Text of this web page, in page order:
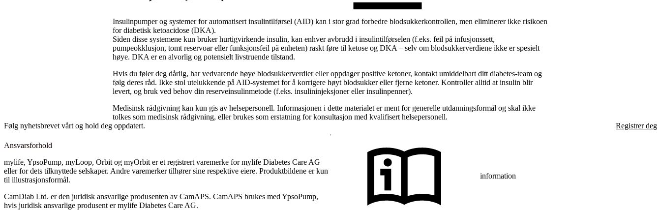
Insulinpumper og systemer for automatisert insulintilførsel (AID) kan i stor grad forbedre blodsukkerkontrollen, men eliminerer ikke risikoen
for diabetisk ketoacidose (DKA).
Siden disse systemene kun bruker hurtigvirkende insulin, kan enhver avbrudd i insulintilførselen (f.eks. feil på infusjonssett,
pumpeokklusjon, tomt reservoar eller funksjonsfeil på enheten) raskt føre til ketose og DKA – selv om blodsukkerverdiene ikke er spesielt
høye. DKA er en alvorlig og potensielt livstruende tilstand.
Hvis du føler deg dårlig, har vedvarende høye blodsukkerverdier eller oppdager positive ketoner, kontakt umiddelbart ditt diabetes-team og
følg deres råd. Ikke stol utelukkende på AID-systemet for å korrigere høyt blodsukker eller fjerne ketoner. Kontroller alltid at insulin blir
levert, og bruk ved behov din reserveinsulinmetode (f.eks. insulininjeksjoner eller insulinpenner).
Medisinsk rådgivning kan kun gis av helsepersonell. Informasjonen i dette materialet er ment for generelle utdanningsformål og skal ikke
tolkes som medisinsk rådgivning, eller brukes som erstatning for konsultasjon med kvalifisert helsepersonell.
Følg nyhetsbrevet vårt og hold deg oppdatert.
Registrer deg
Ansvarsforhold
mylife, YpsoPump, myLoop, Orbit og myOrbit er et registrert varemerke for mylife Diabetes Care AG
eller for dets tilknyttede selskaper. Andre varemerker tilhører sine respektive eiere. Produktbildene er kun
til illustrasjonsformål.
CamDiab Ltd. er den juridisk ansvarlige produsenten av CamAPS. CamAPS brukes med YpsoPump,
hvis juridisk ansvarlige produsent er mylife Diabetes Care AG.
information